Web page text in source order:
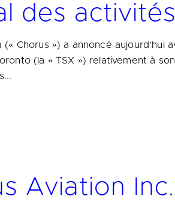
des activités
(« Chorus ») a annoncé aujourd'hui
(la « TSX ») relativement à
Aviation Inc.